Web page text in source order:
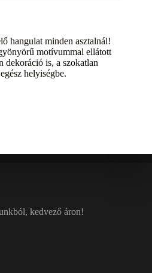
hangulat minden asztalnál!
motívummal ellátott
dekoráció is, a szokatlan
helyiségbe.
kedvező áron!